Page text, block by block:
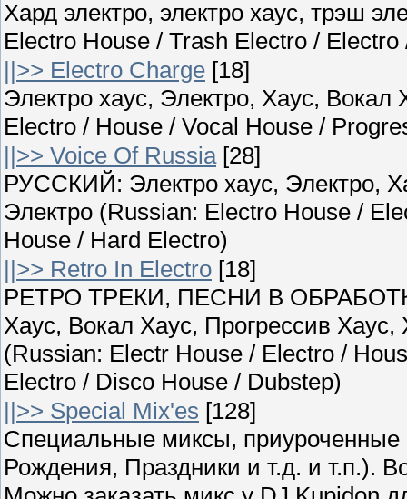
Хард электро, электро хаус, трэш
Electro House / Trash Electro /
||>> Electro Charge [18]
Электро хаус, Электро, Хаус,
Electro / House / Vocal House /
||>> Voice Of Russia [28]
РУССКИЙ: Электро хаус, Электро,
Электро (Russian: Electro House /
House / Hard Electro)
||>> Retro In Electro [18]
РЕТРО ТРЕКИ, ПЕСНИ В
Хаус, Вокал Хаус, Прогрессив
(Russian: Electr House / Electro /
Electro / Disco House / Dubstep)
||>> Special Mix'es [128]
Специальные миксы,
Рождения, Праздники и т.д. и т.п.).